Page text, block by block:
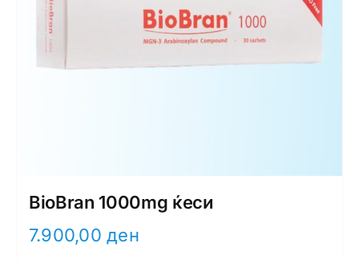
BioBran 1000mg ќеси
7.900,00ден